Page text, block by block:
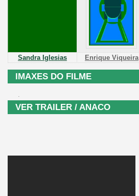
Sandra Iglesias Enrique Viqueira
IMAXES DO FILME
VER TRAILER / ANACO